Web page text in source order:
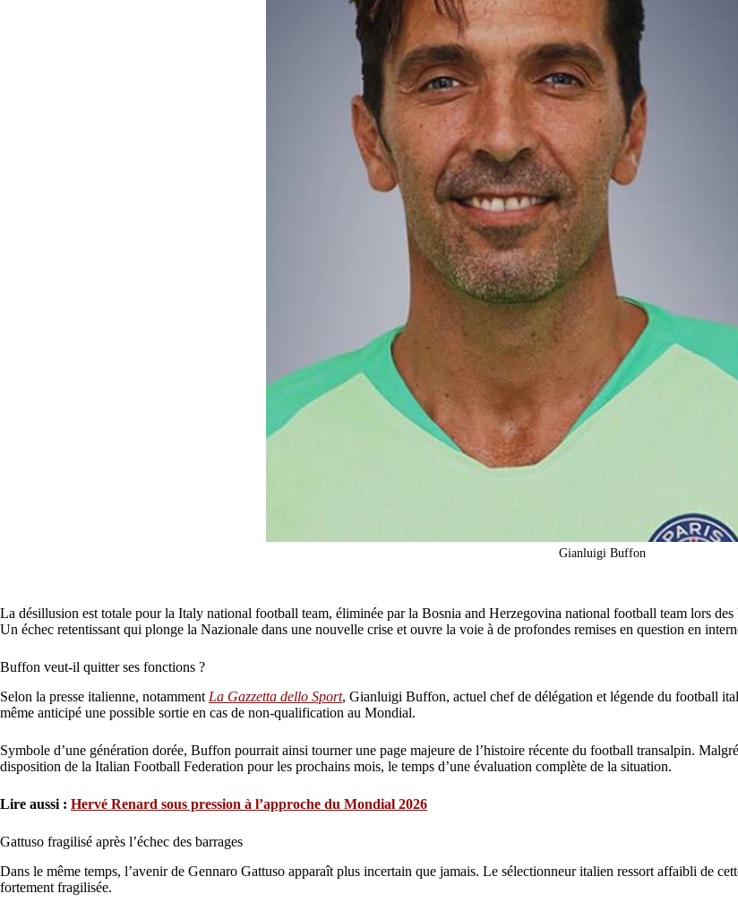
Gianluigi Buffon
La désillusion est totale pour la Italy national football team, éliminée par la Bosnia and Herzegovina national football team lors
Un échec retentissant qui plonge la Nazionale dans une nouvelle crise et ouvre la voie à de profondes remises en question en
Buffon veut-il quitter ses fonctions ?
Selon la presse italienne, notamment La Gazzetta dello Sport, Gianluigi Buffon, actuel chef de délégation et légende du football
même anticipé une possible sortie en cas de non-qualification au Mondial.
Symbole d’une génération dorée, Buffon pourrait ainsi tourner une page majeure de l’histoire récente du football transalpin.
disposition de la Italian Football Federation pour les prochains mois, le temps d’une évaluation complète de la situation.
Lire aussi : Hervé Renard sous pression à l’approche du Mondial 2026
Gattuso fragilisé après l’échec des barrages
Dans le même temps, l’avenir de Gennaro Gattuso apparaît plus incertain que jamais. Le sélectionneur italien ressort affaibli de
fortement fragilisée.